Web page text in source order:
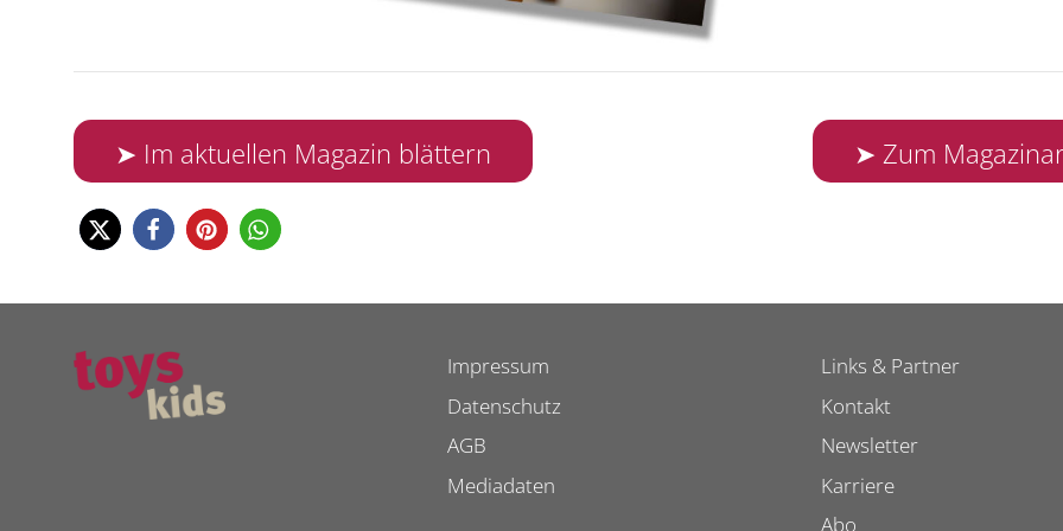
➤ Im aktuellen Magazin blättern ➤ Zum
Impressum
Datenschutz
AGB
Mediadaten
Links & Partner
Kontakt
Newsletter
Karriere
Abo